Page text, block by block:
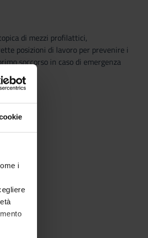
i
di mezzi profilattici,
posizioni di lavoro per prevenire i
soccorso in caso di emergenza